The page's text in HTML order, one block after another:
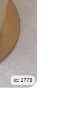
id: 2778